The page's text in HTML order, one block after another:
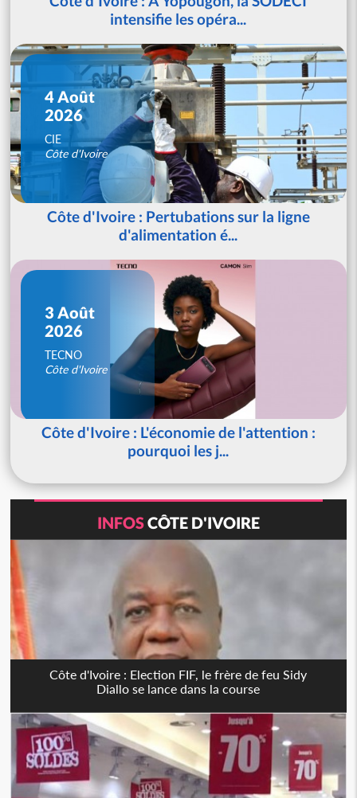
intensifie les opéra...
4 Août
2026
CIE
Côte d'Ivoire
Côte d'Ivoire : Pertubations sur la ligne
d'alimentation é...
3 Août
2026
TECNO
Côte d'Ivoire
Côte d'Ivoire : L'économie de l'attention :
pourquoi les j...
INFOSCÔTE D'IVOIRE
Côte d'Ivoire : Election FIF, le frère de feu Sidy
Diallo se lance dans la course